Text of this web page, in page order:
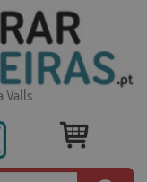
Valls